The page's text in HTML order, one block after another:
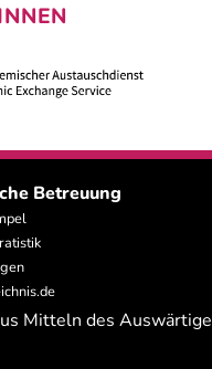
Betreuung
Mitteln des